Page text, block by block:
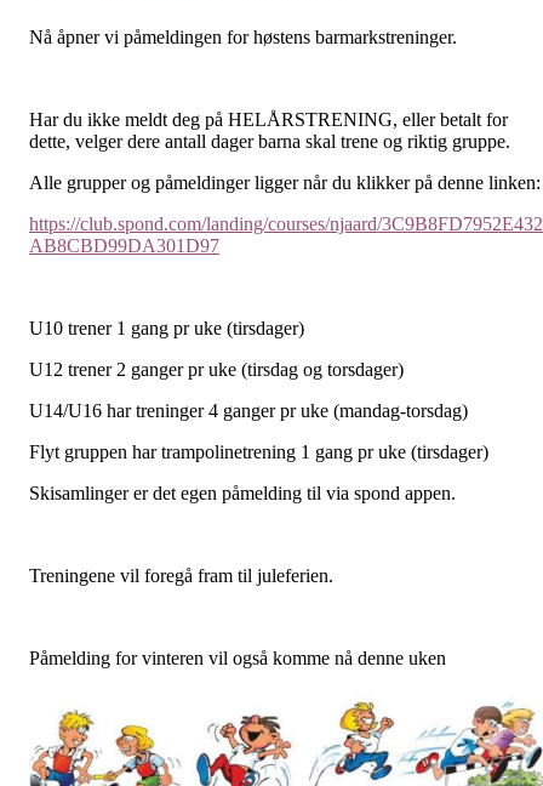
Nå åpner vi påmeldingen for høstens barmarkstreninger.
Har du ikke meldt deg på HELÅRSTRENING, eller betalt for
dette, velger dere antall dager barna skal trene og riktig gruppe.
Alle grupper og påmeldinger ligger når du klikker på denne linken:
https://club.spond.com/landing/courses/njaard/
AB8CBD99DA301D97
U10 trener 1 gang pr uke (tirsdager)
U12 trener 2 ganger pr uke (tirsdag og torsdager)
U14/U16 har treninger 4 ganger pr uke (mandag-torsdag)
Flyt gruppen har trampolinetrening 1 gang pr uke (tirsdager)
Skisamlinger er det egen påmelding til via spond appen.
Treningene vil foregå fram til juleferien.
Påmelding for vinteren vil også komme nå denne uken